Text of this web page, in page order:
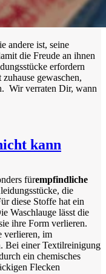
andere ist, seine
die Freude an ihnen
erfordern
gewaschen,
Wir verraten Dir, wann
kann
fürempfindliche
die
diese Stoffe hat ein
Waschlauge lässt die
ihre Form verlieren.
verlieren, im
Bei einer Textilreinigung
ein chemisches
Flecken